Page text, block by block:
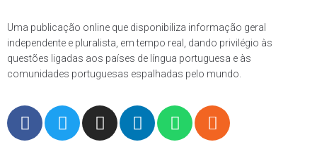
Uma publicação online que disponibiliza informação geral
independente e pluralista, em tempo real, dando privilégio às
questões ligadas aos países de língua portuguesa e às
comunidades portuguesas espalhadas pelo mundo.